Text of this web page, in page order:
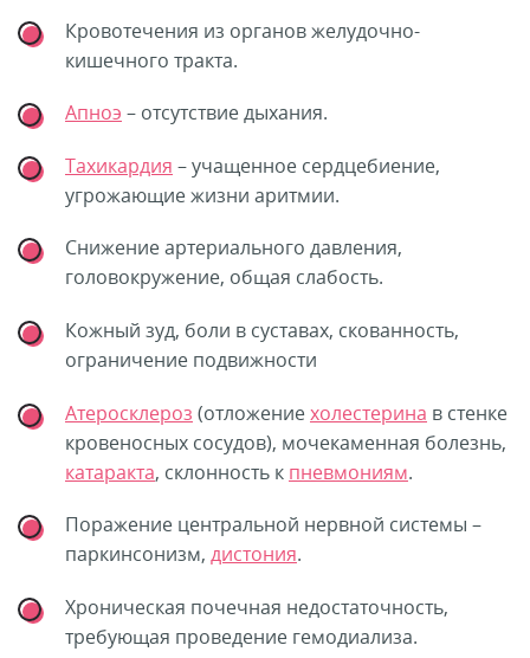
Кровотечения из органов желудочно-
кишечного тракта.
Апноэ – отсутствие дыхания.
Тахикардия – учащенное сердцебиение,
угрожающие жизни аритмии.
Снижение артериального давления,
головокружение, общая слабость.
Кожный зуд, боли в суставах, скованность,
ограничение подвижности
Атеросклероз (отложениехолестерина в стенке
кровеносных сосудов), мочекаменная болезнь,
катаракта, склонность к пневмониям.
Поражение центральной нервной системы –
паркинсонизм, дистония.
Хроническая почечная недостаточность,
требующая проведение гемодиализа.